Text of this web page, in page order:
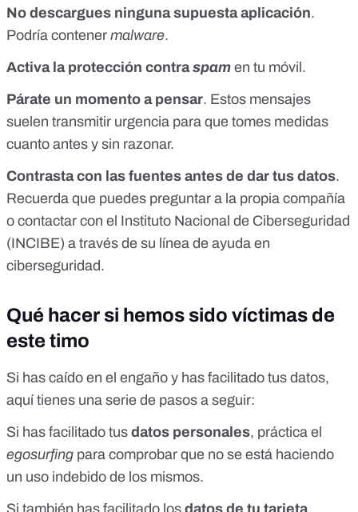
No descargues ninguna supuesta aplicación.
Podría contener malware.
Activa la protección contraspam en tu móvil.
Párate un momento a pensar. Estos mensajes
suelen transmitir urgencia para que tomes medidas
cuanto antes y sin razonar.
Contrasta con las fuentes antes de dar tus datos.
Recuerda que puedes preguntar a la propia compañía
o contactar con el Instituto Nacional de Ciberseguridad
(INCIBE) a través de su línea de ayuda en
ciberseguridad.
Qué hacer si hemos sido víctimas de
este timo
Si has caído en el engaño y has facilitado tus datos,
aquí tienes una serie de pasos a seguir:
Si has facilitado tus datos personales, práctica el
egosurfing para comprobar que no se está haciendo
un uso indebido de los mismos.